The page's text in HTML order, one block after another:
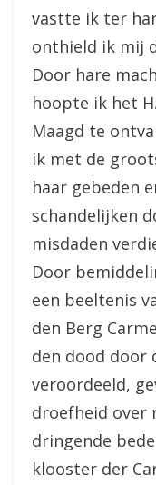
vastte ik ter
onthield ik mij
Door hare
hoopte ik het
Maagd te
ik met de
haar gebeden
schandelijken
misdaden
Door
een beeltenis
den Berg
den dood door
veroordeeld,
droefheid over
dringende
klooster der